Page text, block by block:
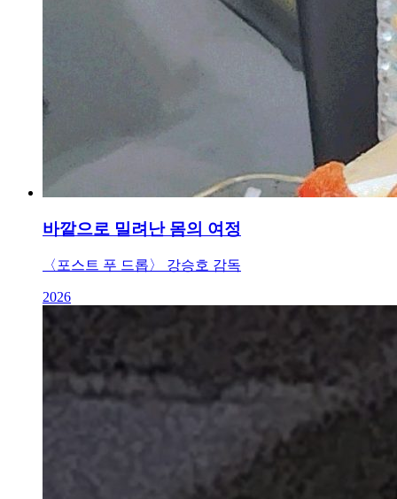
바깥으로 밀려난 몸의 여정
〈포스트 푸 드롭〉 강승호 감독
2026